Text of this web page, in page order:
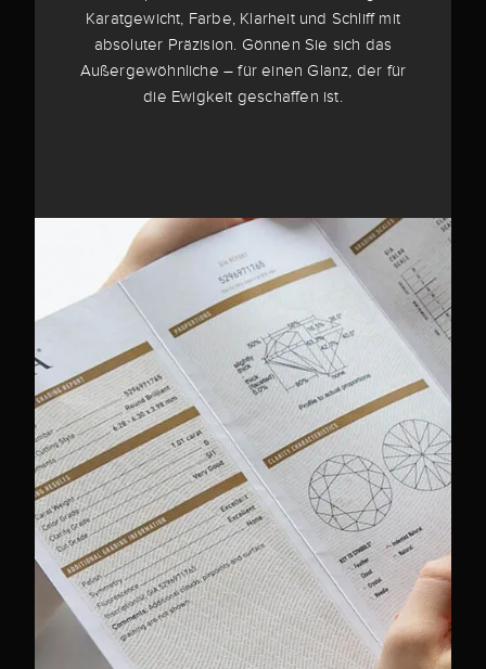
Karatgewicht, Farbe, Klarheit und Schliff mit
absoluter Präzision. Gönnen Sie sich das
Außergewöhnliche – für einen Glanz, der für
die Ewigkeit geschaffen ist.